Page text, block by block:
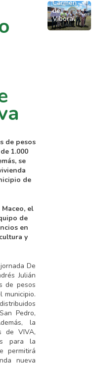
de pesos
1.000
se
de
el
de
en
y
De
Julián
de pesos
municipio.
Pedro,
la
de VIVA,
para la
permitirá
nueva
Mes
de
la
“Mi
Casa
y
VIVA
llevan
Gobernación
de
Antioquia
Carmen
de
Viboral